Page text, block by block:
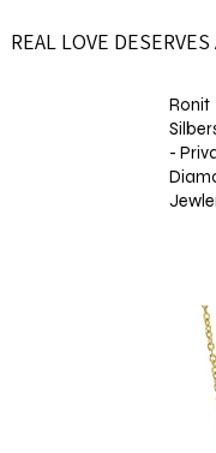
REAL LOVE
Ronit
-